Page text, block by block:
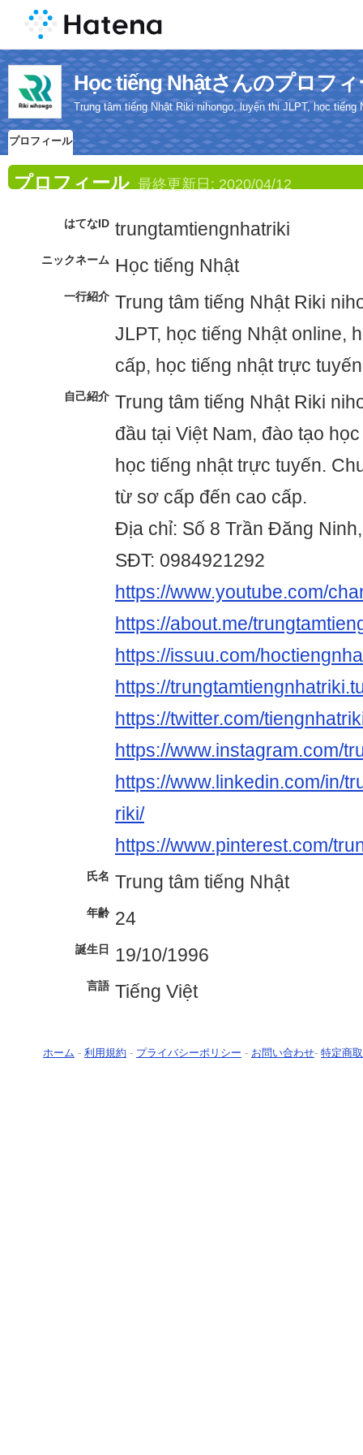
Học tiếng Nhậtさんのプロフィ
Trung tâm tiếng Nhật Riki nihongo, luyện thi JLPT, học
プロフィール
プロフィール 最終更新日: 2020/04/12
はてなID trungtamtiengnhatriki
ニックネーム Học tiếng Nhật
一行紹介 Trung tâm tiếng Nhật Riki
JLPT, học tiếng Nhật online,
cấp, học tiếng nhật trực tuyến
自己紹介 Trung tâm tiếng Nhật Riki
đầu tại Việt Nam, đào tạo
học tiếng nhật trực tuyến.
từ sơ cấp đến cao cấp.
Địa chỉ: Số 8 Trần Đăng
SĐT: 0984921292
https://www.youtube.com/
https://about.me/
https://issuu.com/
https://
https://twitter.com/
https://www.instagram.com/
https://www.linkedin.com/in/
riki/
https://www.pinterest.com/
氏名 Trung tâm tiếng Nhật
年齢 24
誕生日 19/10/1996
言語 Tiếng Việt
ホーム - 利用規約 - プライバシーポリシー - お問い合わせ- 特定商